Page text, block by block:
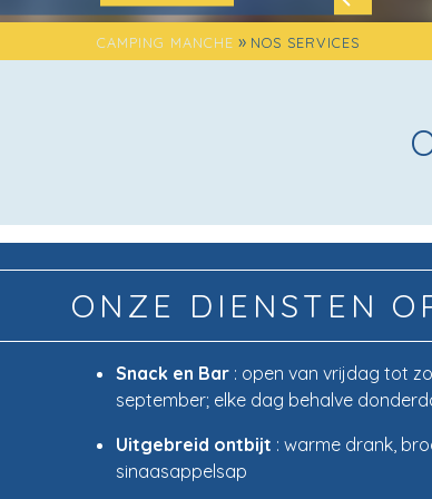
CAMPING MANCHE » NOS SERVICES
ONZE DIENSTEN
Snack en Bar : open van vrijdag tot
september; elke dag behalve
Uitgebreid ontbijt : warme drank,
sinaasappelsap